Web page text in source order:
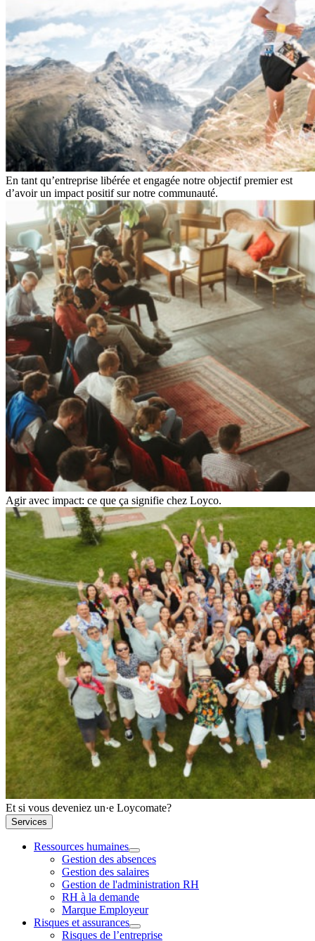
En tant qu’entreprise libérée et engagée notre objectif premier est
d’avoir un impact positif sur notre communauté.
Agir avec impact: ce que ça signifie chez Loyco.
Et si vous deveniez un·e Loycomate?
Services
Ressources humaines
Gestion des absences
Gestion des salaires
Gestion de l'administration RH
RH à la demande
Marque Employeur
Risques et assurances
Risques de l’entreprise